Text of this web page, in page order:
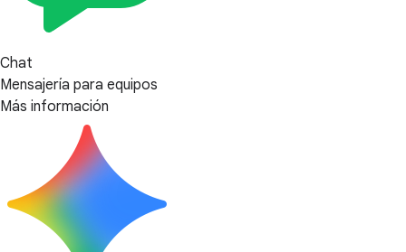
Chat
Mensajería para equipos
Más información